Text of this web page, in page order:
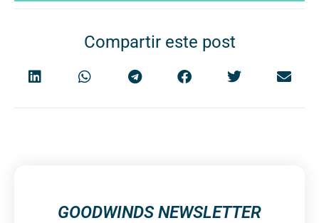
Compartir este post
GOODWINDS NEWSLETTER